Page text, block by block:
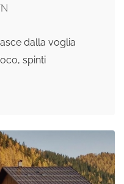
dalla voglia
spinti